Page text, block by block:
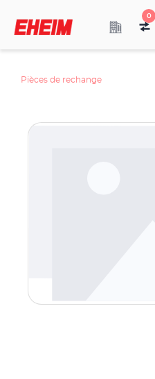
0
Pièces de rechange